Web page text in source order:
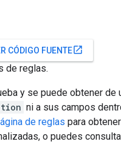
CÓDIGO FUENTEopen_in_new
de reglas.
y se puede obtener de
ni a sus campos
de reglas para
o puedes